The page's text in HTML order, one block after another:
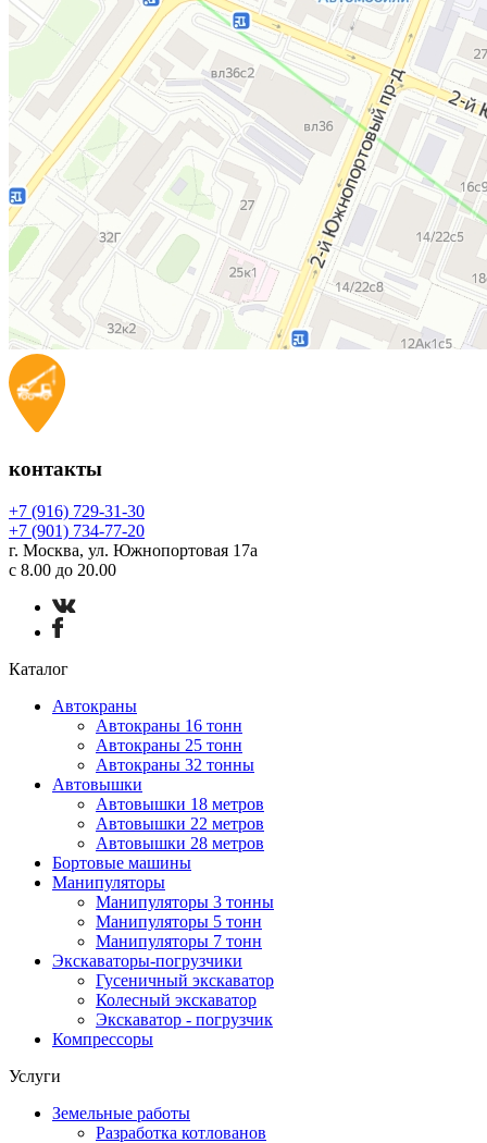
контакты
+7 (916) 729-31-30
+7 (901) 734-77-20
г. Москва, ул. Южнопортовая 17а
с 8.00 до 20.00
Каталог
Автокраны
Автокраны 16 тонн
Автокраны 25 тонн
Автокраны 32 тонны
Автовышки
Автовышки 18 метров
Автовышки 22 метров
Автовышки 28 метров
Бортовые машины
Манипуляторы
Манипуляторы 3 тонны
Манипуляторы 5 тонн
Манипуляторы 7 тонн
Экскаваторы-погрузчики
Гусеничный экскаватор
Колесный экскаватор
Экскаватор - погрузчик
Компрессоры
Услуги
Земельные работы
Разработка котлованов